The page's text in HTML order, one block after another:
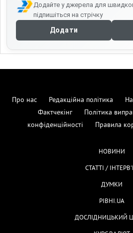
Додайте у джерела для
підпишіться на стрічку
Додати
Про нас Редакційна політика
Фактчекінг
Політика
конфіденційності
Правила
НОВИНИ
СТАТТІ /
ДУМКИ
РІВНІ.UA
ДОСЛІДНИЦЬКИЙ